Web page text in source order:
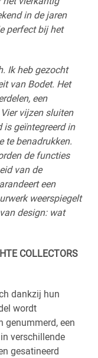
in de jaren
perfect bij het
Ik heb gezocht
van Bodet. Het
een
vijzen sluiten
is geïntegreerd in
te benadrukken.
de functies
van de
een
weerspiegelt
design: wat
COLLECTORS
dankzij hun
wordt
genummerd, een
verschillende
gesatineerd